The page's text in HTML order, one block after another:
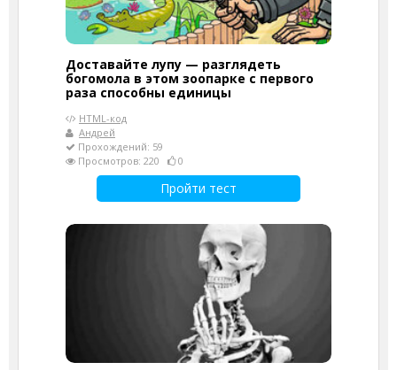
Доставайте лупу — разглядеть
богомола в этом зоопарке с первого
раза способны единицы
HTML-код
Андрей
Прохождений: 59
Просмотров: 220
0
Пройти тест